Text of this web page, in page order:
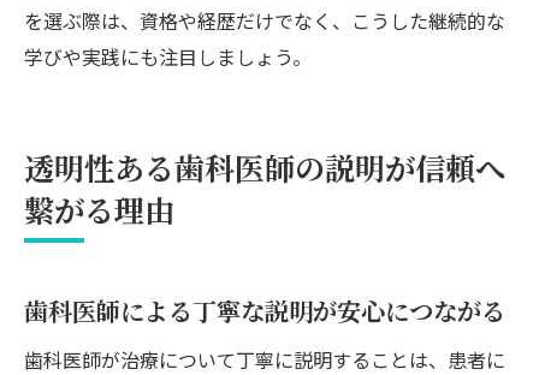
を選ぶ際は、資格や経歴だけでなく、こうした継続的な
学びや実践にも注目しましょう。
透明性ある歯科医師の説明が信頼へ
繋がる理由
歯科医師による丁寧な説明が安心につながる
歯科医師が治療について丁寧に説明することは、患者に